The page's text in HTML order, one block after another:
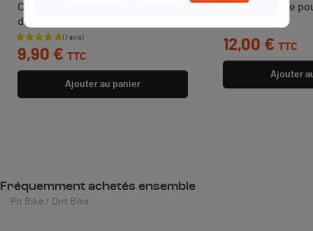
Couronne arrière axe 76 mm 43
dents 428
Prix
9,90 € TTC
Ajouter au panier
Laine de roche
Prix
12,00 € TTC
Ajouter
Fréquemment achetés ensemble
Pit Bike / Dirt Bike